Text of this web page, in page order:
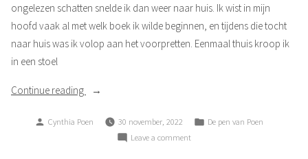
ongelezen schatten snelde ik dan weer naar huis. Ik wist in mijn
hoofd vaak al met welk boek ik wilde beginnen, en tijdens die tocht
naar huis was ik volop aan het voorpretten. Eenmaal thuis kroop ik
in een stoel
Continue reading
“In
bieb”
Posted
Cynthia Poen 30 november, 2022
Posted
De pen van Poen
Leave a commenton